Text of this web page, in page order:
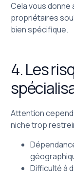
Cela vous donne
propriétaires
bien spécifique.
4. Les
Attention
niche trop
Difficulté à